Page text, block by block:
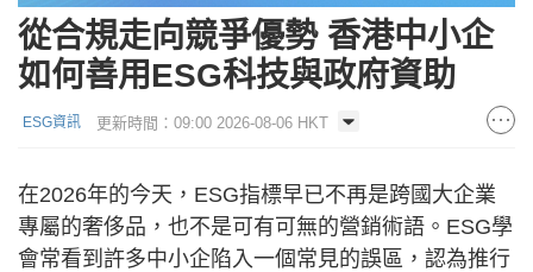
從合規走向競爭優勢 香港中小企
如何善用ESG科技與政府資助
ESG資訊 更新時間：09:00 2026-08-06 HKT
在2026年的今天，ESG指標早已不再是跨國大企業
專屬的奢侈品，也不是可有可無的營銷術語。ESG學
會常看到許多中小企陷入一個常見的誤區，認為推行